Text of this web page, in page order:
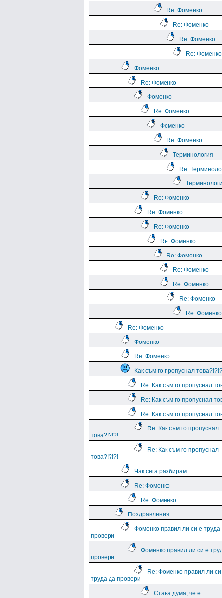
Re: Фоменко
Re: Фоменко
Re: Фоменко
Re: Фоменко
Фоменко
Re: Фоменко
Фоменко
Re: Фоменко
Фоменко
Re: Фоменко
Терминология
Re:
Re: Фоменко
Re: Фоменко
Re: Фоменко
Re: Фоменко
Re: Фоменко
Re: Фоменко
Re: Фоменко
Re: Фоменко
Re: Фоменко
Re: Фоменко
Фоменко
Re: Фоменко
Как съм го пропуснал
Re: Как съм го пропуснал
Re: Как съм го пропуснал
Re: Как съм го пропуснал
Re: Как съм го пропуснал
това?!?!?!
Re: Как съм го пропуснал
това?!?!?!
Чак сега разбирам
Re: Фоменко
Re: Фоменко
Поздравления
Фоменко правил ли си е труда
провери
Фоменко правил ли си е
провери
Re: Фоменко правил ли си
труда да провери
Става дума, че е